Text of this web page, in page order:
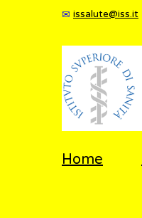
issalute@iss.it
Home